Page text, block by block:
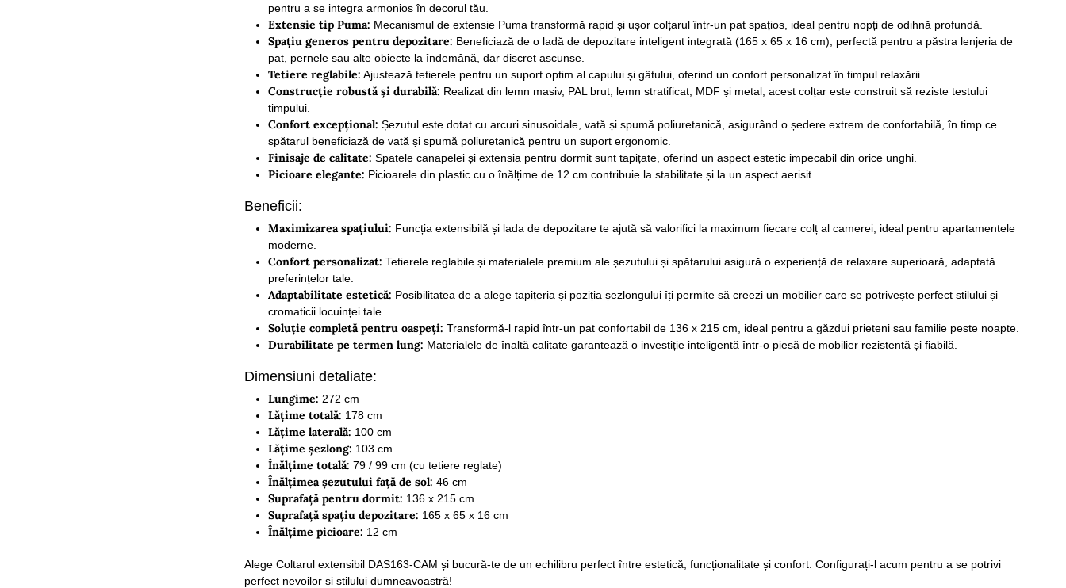
pentru a se integra armonios în decorul tău.
Extensie tip Puma: Mecanismul de extensie Puma transformă rapid și ușor colțarul într-un pat spațios, ideal pentru nopți de odihnă profundă.
Spațiu generos pentru depozitare: Beneficiază de o ladă de depozitare inteligent integrată (165 x 65 x 16 cm), perfectă pentru a păstra lenjeria de
pat, pernele sau alte obiecte la îndemână, dar discret ascunse.
Tetiere reglabile: Ajustează tetierele pentru un suport optim al capului și gâtului, oferind un confort personalizat în timpul relaxării.
Construcție robustă și durabilă: Realizat din lemn masiv, PAL brut, lemn stratificat, MDF și metal, acest colțar este construit să reziste testului
timpului.
Confort excepțional: Șezutul este dotat cu arcuri sinusoidale, vată și spumă poliuretanică, asigurând o ședere extrem de confortabilă, în timp ce
spătarul beneficiază de vată și spumă poliuretanică pentru un suport ergonomic.
Finisaje de calitate: Spatele canapelei și extensia pentru dormit sunt tapițate, oferind un aspect estetic impecabil din orice unghi.
Picioare elegante: Picioarele din plastic cu o înălțime de 12 cm contribuie la stabilitate și la un aspect aerisit.
Beneficii:
Maximizarea spațiului: Funcția extensibilă și lada de depozitare te ajută să valorifici la maximum fiecare colț al camerei, ideal pentru apartamentele
moderne.
Confort personalizat: Tetierele reglabile și materialele premium ale șezutului și spătarului asigură o experiență de relaxare superioară, adaptată
preferințelor tale.
Adaptabilitate estetică: Posibilitatea de a alege tapițeria și poziția șezlongului îți permite să creezi un mobilier care se potrivește perfect stilului și
cromaticii locuinței tale.
Soluție completă pentru oaspeți: Transformă-l rapid într-un pat confortabil de 136 x 215 cm, ideal pentru a găzdui prieteni sau familie peste noapte.
Durabilitate pe termen lung: Materialele de înaltă calitate garantează o investiție inteligentă într-o piesă de mobilier rezistentă și fiabilă.
Dimensiuni detaliate:
Lungime: 272 cm
Lățime totală: 178 cm
Lățime laterală: 100 cm
Lățime șezlong: 103 cm
Înălțime totală: 79 / 99 cm (cu tetiere reglate)
Înălțimea șezutului față de sol: 46 cm
Suprafață pentru dormit: 136 x 215 cm
Suprafață spațiu depozitare: 165 x 65 x 16 cm
Înălțime picioare: 12 cm
Alege Coltarul extensibil DAS163-CAM și bucură-te de un echilibru perfect între estetică, funcționalitate și confort. Configurați-l acum pentru a se potrivi
perfect nevoilor și stilului dumneavoastră!